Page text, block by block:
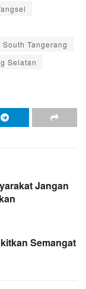
South Tangerang
Selatan
Jangan
Semangat